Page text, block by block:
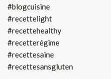
#blogcuisine
#recettelight
#recettehealthy
#recetterégime
#recettesaine
#recettesansgluten